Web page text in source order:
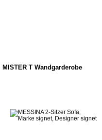
MISTER T Wandgarderobe